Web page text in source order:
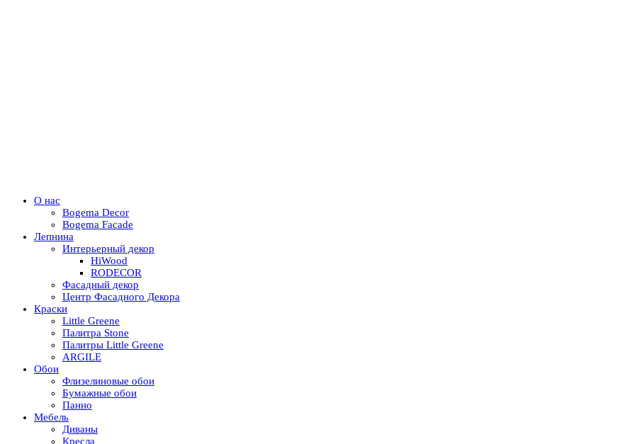
О нас
Bogema Decor
Bogema Facade
Лепнина
Интерьерный декор
HiWood
RODECOR
Фасадный декор
Центр Фасадного Декора
Краски
Little Greene
Палитра Stone
Палитры Little Greene
ARGILE
Обои
Флизелиновые обои
Бумажные обои
Панно
Мебель
Диваны
Кресла